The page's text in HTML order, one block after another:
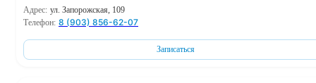
Адрес: ул. Запорожская, 109
Телефон: 8 (903) 856-62-07
Записаться